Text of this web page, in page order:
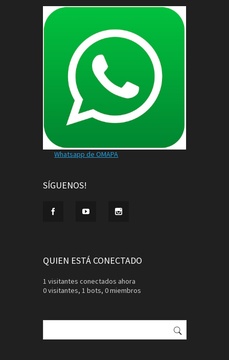
Whatsapp de OMAPA
SÍGUENOS!
QUIEN ESTÁ CONECTADO
1 visitantes conectados ahora
0 visitantes, 1 bots, 0 miembros
Buscar: